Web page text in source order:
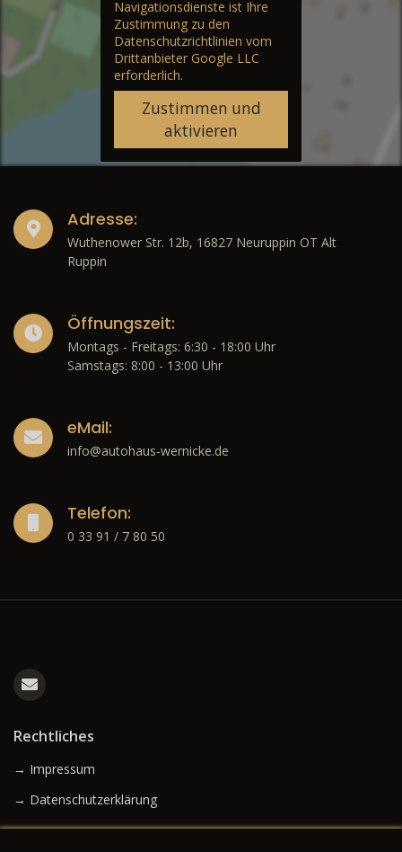
Navigationsdienste ist Ihre
Zustimmung zu den
Datenschutzrichtlinien vom
Drittanbieter Google LLC
erforderlich.
Zustimmen und
aktivieren
Adresse:
Wuthenower Str. 12b, 16827 Neuruppin OT Alt
Ruppin
Öffnungszeit:
Montags - Freitags: 6:30 - 18:00 Uhr
Samstags: 8:00 - 13:00 Uhr
eMail:
info@autohaus-wernicke.de
Telefon:
0 33 91 / 7 80 50
Rechtliches
→ Impressum
→ Datenschutzerklärung